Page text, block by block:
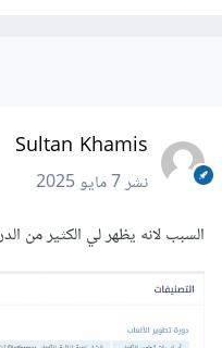
Sultan Khamis
نشر7 مايو 2025
السبب لانه يظهر لي الكثير من